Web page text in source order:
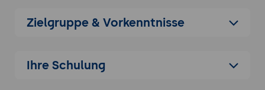
Statische und dynamische Webseiten
Tag 2 - HTML und CSS Grundlagen
Zielgruppe & Vorkenntnisse
Ihre Schulung